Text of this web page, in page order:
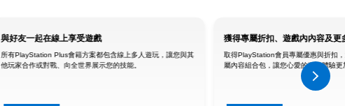
與好友一起在線上享受遊戲
所有PlayStation Plus會籍方案都包含線上多人遊玩，讓您與其
他玩家合作或對戰、向全世界展示您的技能。
獲得專屬折扣、遊戲內內容及更
取得PlayStation會員專屬優惠與折扣
屬內容組合包，讓您心愛的遊戲體驗更